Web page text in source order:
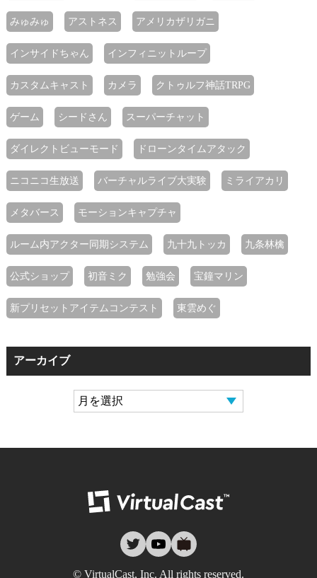
みゅみゅ アストネス アメリカザリガニ
インサイドちゃん インフィニットループ
カスタムキャスト カメラ クトゥルフ神話TRPG
ゲーム シードさん スーパーチャット
ダイレクトビューモード ドローンタイムアタック
ニコニコ生放送 バーチャルライブ大実験 ミライアカリ
メタバース モーションキャプチャ
ルーム内アクター同期システム 九十九トッカ 九条林檎
公式ショップ 初音ミク 勉強会 宝鐘マリン
新プリセットアイテムコンテスト 東雲めぐ
アーカイブ
twitteryoutube
© VirtualCast, Inc. All rights reserved.